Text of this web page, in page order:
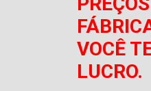
VOCÊ
LUCRO.